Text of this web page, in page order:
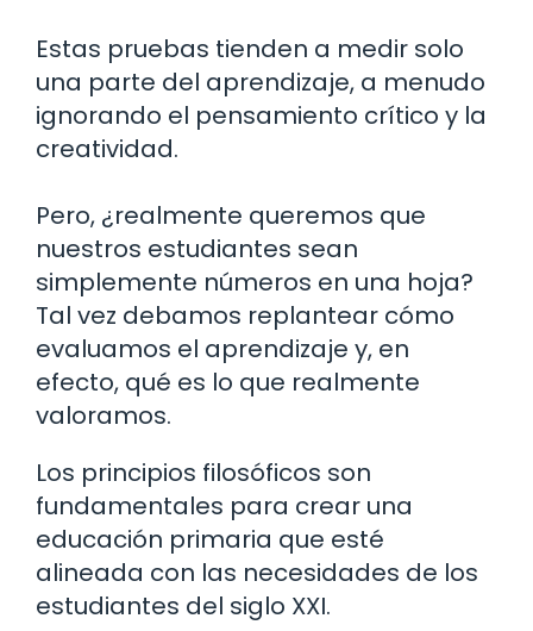
Estas pruebas tienden a medir solo
una parte del aprendizaje, a menudo
ignorando el pensamiento crítico y la
creatividad.
Pero, ¿realmente queremos que
nuestros estudiantes sean
simplemente números en una hoja?
Tal vez debamos replantear cómo
evaluamos el aprendizaje y, en
efecto, qué es lo que realmente
valoramos.
Los principios filosóficos son
fundamentales para crear una
educación primaria que esté
alineada con las necesidades de los
estudiantes del siglo XXI.